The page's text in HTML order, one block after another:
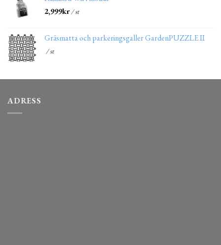
2,999kr/ st
Gräsmatta och parkeringsgaller GardenPUZZLE II
/ st
ADRESS